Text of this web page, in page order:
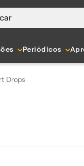
Periódicos
Drops